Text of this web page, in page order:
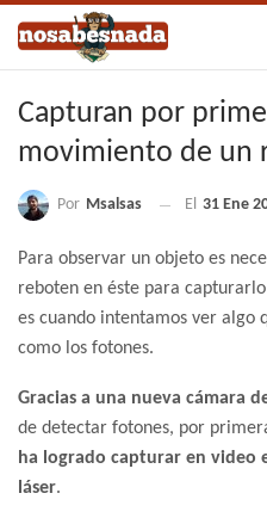
Capturan por
movimiento de un
Por Msalsas El 31 Ene
Para observar un objeto es
reboten en éste para
es cuando intentamos ver algo
como los fotones.
Gracias a una nueva cámara
de detectar fotones, por
ha logrado capturar en video
láser.